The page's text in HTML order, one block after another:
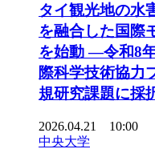
タイ観光地の水
を融合した国際
を始動 ―令和8
際科学技術協力
規研究課題に採
2026.04.21 10:00
中央大学